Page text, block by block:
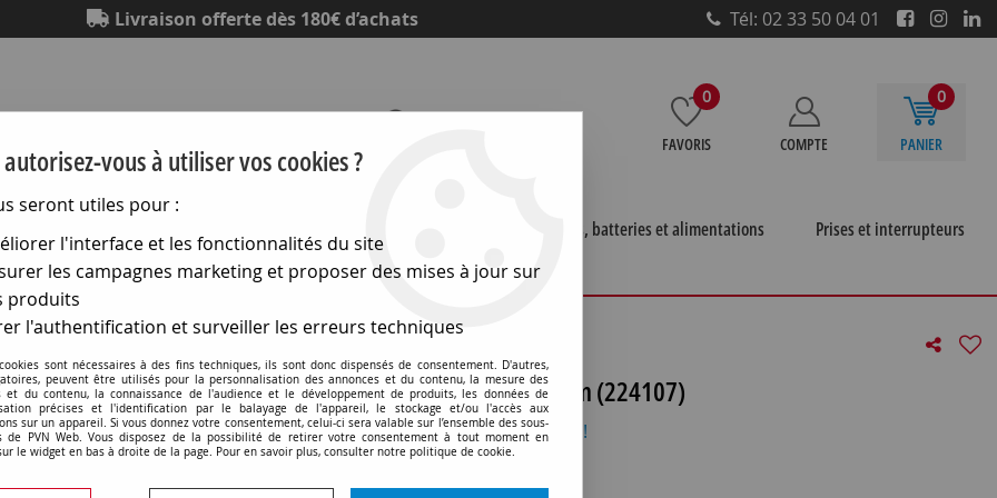
Livraison offerte dès 180€ d’achats Tél: 02 33 50 04 01
0
FAVORIS COMPTE
0
PANIER
Piles, batteries et alimentations
Prises et interrupteurs
electronique et voyant >Accessoires led> Clip neoprene souple pour led 3mm (224107)
Clip neoprene souple pour led 3mm (224107)
Soyez le premier à donner votre avis !
0,55€TTC
vous à utiliser vos cookies ?
seront utiles pour :
l'interface et les fonctionnalités du site
les campagnes marketing et proposer des mises à jour sur
produits
l'authentification et surveiller les erreurs techniques
sont nécessaires à des fins techniques, ils sont donc dispensés de consentement. D'autres,
peuvent être utilisés pour la personnalisation des annonces et du contenu, la mesure des
et du contenu, la connaissance de l'audience et le développement de produits, les données de
précises et l'identification par le balayage de l'appareil, le stockage et/ou l'accès aux
sur un appareil. Si vous donnez votre consentement, celui-ci sera valable sur l’ensemble des sous-
de PVN Web. Vous disposez de la possibilité de retirer votre consentement à tout moment en
le widget en bas à droite de la page. Pour en savoir plus, consulter notre politique de cookie.